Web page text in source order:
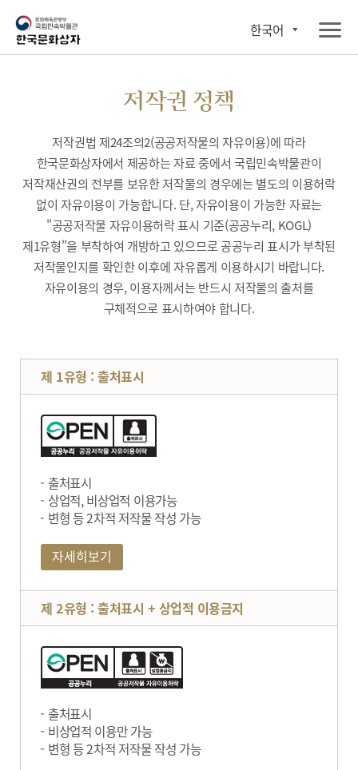
한국어
저작권 정책
저작권법 제24조의2(공공저작물의 자유이용)에 따라
한국문화상자에서 제공하는 자료 중에서 국립민속박물관이
저작재산권의 전부를 보유한 저작물의 경우에는 별도의 이용허락
없이 자유이용이 가능합니다. 단, 자유이용이 가능한 자료는
"공공저작물 자유이용허락 표시 기준(공공누리, KOGL)
제1유형"을 부착하여 개방하고 있으므로 공공누리 표시가 부착된
저작물인지를 확인한 이후에 자유롭게 이용하시기 바랍니다.
자유이용의 경우, 이용자께서는 반드시 저작물의 출처를
구체적으로 표시하여야 합니다.
제 1유형 : 출처표시
출처표시
상업적, 비상업적 이용가능
변형 등 2차적 저작물 작성 가능
자세히보기
제 2유형 : 출처표시 + 상업적 이용금지
출처표시
비상업적 이용만 가능
변형 등 2차적 저작물 작성 가능